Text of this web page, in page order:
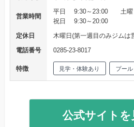
営業時間
平日 9:30～23:00 土
祝日 9:30～20:00
定休日
木曜日(第一週目のみジムは
電話番号
0285-23-8017
特徴 見学・体験あり プール
公式サイトを